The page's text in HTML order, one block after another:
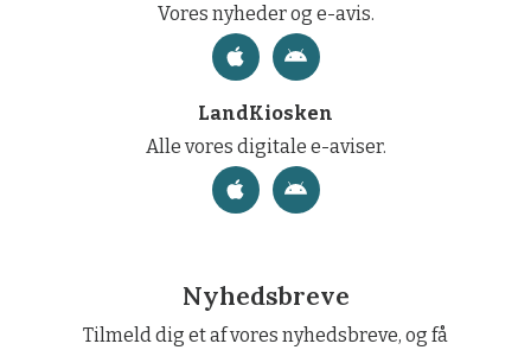
Vores nyheder og e-avis.
LandKiosken
Alle vores digitale e-aviser.
Nyhedsbreve
Tilmeld dig et af vores nyhedsbreve, og få